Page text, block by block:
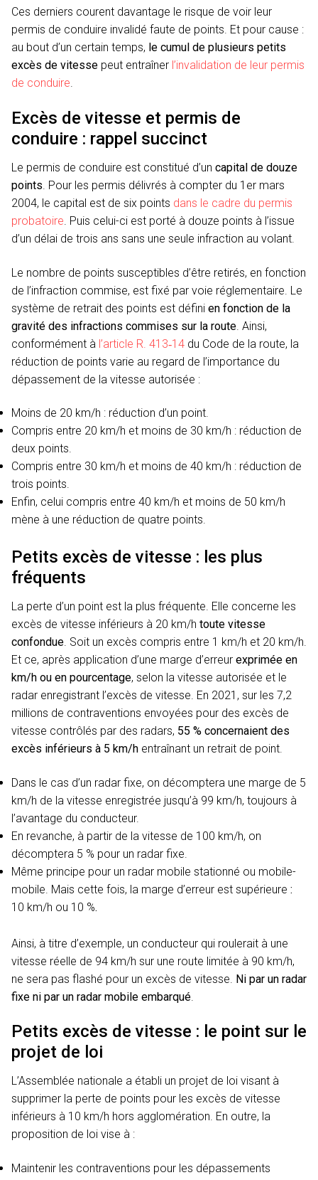
Ces derniers courent davantage le risque de voir leur
permis de conduire invalidé faute de points. Et pour cause :
au bout d’un certain temps, le cumul de plusieurs petits
excès de vitesse peut entraîner l’invalidation de leur permis
de conduire.
Excès de vitesse et permis de
conduire : rappel succinct
Le permis de conduire est constitué d’un capital de douze
points. Pour les permis délivrés à compter du 1er mars
2004, le capital est de six points dans le cadre du permis
probatoire. Puis celui-ci est porté à douze points à l’issue
d’un délai de trois ans sans une seule infraction au volant.
Le nombre de points susceptibles d’être retirés, en fonction
de l’infraction commise, est fixé par voie réglementaire. Le
système de retrait des points est défini en fonction de la
gravité des infractions commises sur la route . Ainsi,
conformément à l’article R. 413‑14 du Code de la route, la
réduction de points varie au regard de l’importance du
dépassement de la vitesse autorisée :
Moins de 20 km/h : réduction d’un point.
Compris entre 20 km/h et moins de 30 km/h : réduction de
deux points.
Compris entre 30 km/h et moins de 40 km/h : réduction de
trois points.
Enfin, celui compris entre 40 km/h et moins de 50 km/h
mène à une réduction de quatre points.
Petits excès de vitesse : les plus
fréquents
La perte d’un point est la plus fréquente. Elle concerne les
excès de vitesse inférieurs à 20 km/h toute vitesse
confondue. Soit un excès compris entre 1 km/h et 20 km/h.
Et ce, après application d’une marge d’erreur exprimée en
km/h ou en pourcentage, selon la vitesse autorisée et le
radar enregistrant l’excès de vitesse. En 2021, sur les 7,2
millions de contraventions envoyées pour des excès de
vitesse contrôlés par des radars, 55 % concernaient des
excès inférieurs à 5 km/h entraînant un retrait de point.
Dans le cas d’un radar fixe, on décomptera une marge de 5
km/h de la vitesse enregistrée jusqu’à 99 km/h, toujours à
l’avantage du conducteur.
En revanche, à partir de la vitesse de 100 km/h, on
décomptera 5 % pour un radar fixe.
Même principe pour un radar mobile stationné ou mobile-
mobile. Mais cette fois, la marge d’erreur est supérieure :
10 km/h ou 10 %.
Ainsi, à titre d’exemple, un conducteur qui roulerait à une
vitesse réelle de 94 km/h sur une route limitée à 90 km/h,
ne sera pas flashé pour un excès de vitesse. Ni par un radar
fixe ni par un radar mobile embarqué
Petits excès de vitesse : le point sur le
projet de loi
L’Assemblée nationale a établi un projet de loi visant à
supprimer la perte de points pour les excès de vitesse
inférieurs à 10 km/h hors agglomération. En outre, la
proposition de loi vise à :
Maintenir les contraventions pour les dépassements